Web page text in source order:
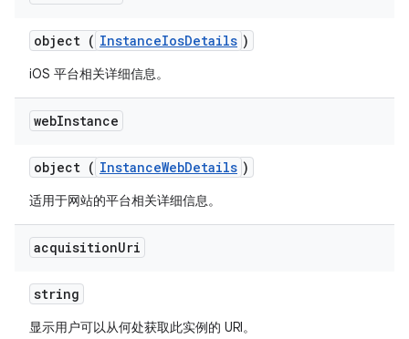
object ( InstanceIosDetails )
iOS 平台相关详细信息。
webInstance
object ( InstanceWebDetails )
适用于网站的平台相关详细信息。
acquisitionUri
string
显示用户可以从何处获取此实例的 URI。